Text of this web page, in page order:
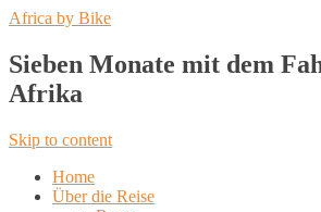
Africa by Bike
Sieben Monate mit dem
Afrika
Skip to content
Home
Über die Reise